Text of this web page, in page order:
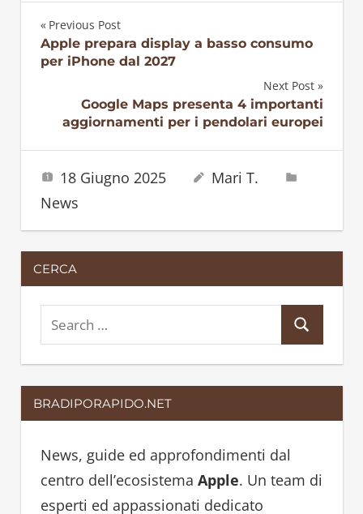
Navigazione
Previous Post
Apple prepara display a basso consumo
per iPhone dal 2027
Next Post
Google Maps presenta 4 importanti
aggiornamenti per i pendolari europei
18 Giugno 2025
Mari T.
News
CERCA
e
a
r
c
e
a
BRADIPORAPIDO.NET
News, guide ed approfondimenti dal
centro dell’ecosistema Apple. Un team di
esperti ed appassionati dedicato